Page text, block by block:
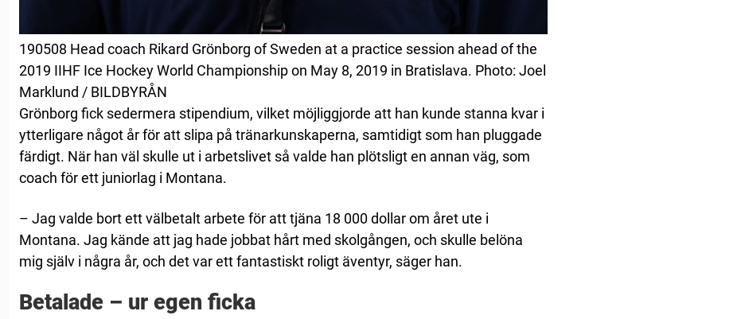
190508 Head coach Rikard Grönborg of Sweden at a practice session ahead of the
2019 IIHF Ice Hockey World Championship on May 8, 2019 in Bratislava. Photo: Joel
Marklund / BILDBYRÅN
Grönborg fick sedermera stipendium, vilket möjliggjorde att han kunde stanna kvar i
ytterligare något år för att slipa på tränarkunskaperna, samtidigt som han pluggade
färdigt. När han väl skulle ut i arbetslivet så valde han plötsligt en annan väg, som
coach för ett juniorlag i Montana.
– Jag valde bort ett välbetalt arbete för att tjäna 18 000 dollar om året ute i
Montana. Jag kände att jag hade jobbat hårt med skolgången, och skulle belöna
mig själv i några år, och det var ett fantastiskt roligt äventyr, säger han.
Betalade – ur egen ficka